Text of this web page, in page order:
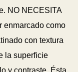
NO NECESITA
enmarcado como
con textura
la superficie
y contraste. Ésta